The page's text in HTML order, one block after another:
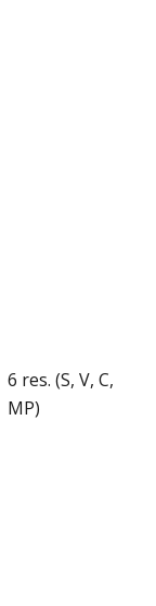
6 res. (S, V, C,
MP)